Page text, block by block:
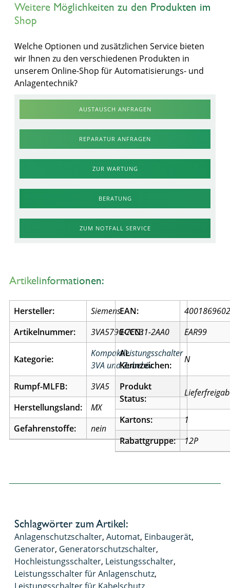
Weitere Möglichkeiten zu den Produkten im
Shop
Welche Optionen und zusätzlichen Service bieten
wir Ihnen zu den verschiedenen Produkten in
unserem Online-Shop für Automatisierungs- und
Anlagentechnik?
AUSTAUSCH ANFRAGEN
REPARATUR ANFRAGEN
ZUR WARTUNG
BERATUNG
ZUM NOTFALL SERVICE
Artikelinformationen:
Hersteller:
Siemens
Artikelnummer:
3VA5790-7EC31-2AA0
Kategorie:
Kompaktleistungsschalter
3VA und Zubehör
Rumpf-MLFB:
3VA5
Herstellungsland:
MX
Gefahrenstoffe:
nein
EAN:
ECCN:
EAR99
AL
Kennzeichen:
N
Produkt
Status:
Kartons:
1
Rabattgruppe:
12P
Schlagwörter zum Artikel:
Anlagenschutzschalter, Automat, Einbaugerät,
Generator, Generatorschutzschalter,
Hochleistungsschalter, Leistungsschalter,
Leistungsschalter für Anlagenschutz,